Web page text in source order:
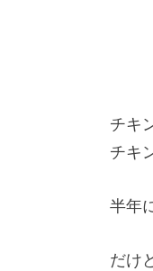
チキ
チキ
半年
だけ